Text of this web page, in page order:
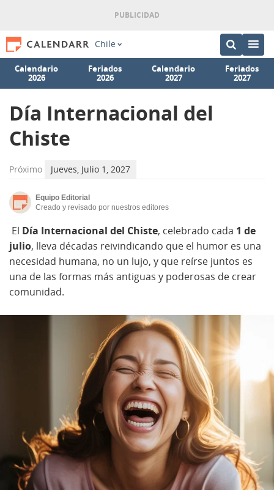
Chile
Calendario
2026
Feriados
2026
Calendario
2027
Feriados
2027
Día Internacional del
Chiste
Próximo Jueves, Julio 1, 2027
Equipo Editorial
Creado y revisado por nuestros editores
El Día Internacional del Chiste, celebrado cada 1 de
julio, lleva décadas reivindicando que el humor es una
necesidad humana, no un lujo, y que reírse juntos es
una de las formas más antiguas y poderosas de crear
comunidad.